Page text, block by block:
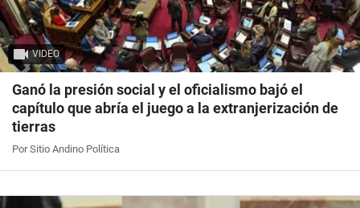
VIDEO
Ganó la presión social y el oficialismo bajó el
capítulo que abría el juego a la extranjerización de
tierras
Por Sitio Andino Política